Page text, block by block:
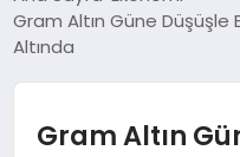
EĞITIM
Gram Altın Güne Düşüşle
Altında
Gram Altın